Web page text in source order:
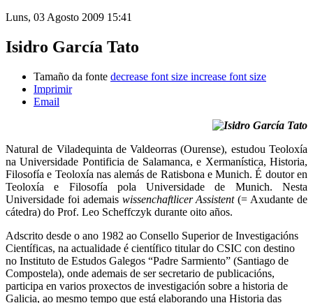
Luns, 03 Agosto 2009 15:41
Isidro García Tato
Tamaño da fonte decrease font size increase font size
Imprimir
Email
Natural de Viladequinta de Valdeorras (Ourense), estudou Teoloxía
na Universidade Pontificia de Salamanca, e Xermanística, Historia,
Filosofía e Teoloxía nas alemás de Ratisbona e Munich. É doutor en
Teoloxía e Filosofía pola Universidade de Munich. Nesta
Universidade foi ademais wissenchaftlicer Assistent(= Axudante de
cátedra) do Prof. Leo Scheffczyk durante oito años.
Adscrito desde o ano 1982 ao Consello Superior de Investigacións
Científicas, na actualidade é científico titular do CSIC con destino
no Instituto de Estudos Galegos “Padre Sarmiento” (Santiago de
Compostela), onde ademais de ser secretario de publicacións,
participa en varios proxectos de investigación sobre a historia de
Galicia, ao mesmo tempo que está elaborando una Historia das